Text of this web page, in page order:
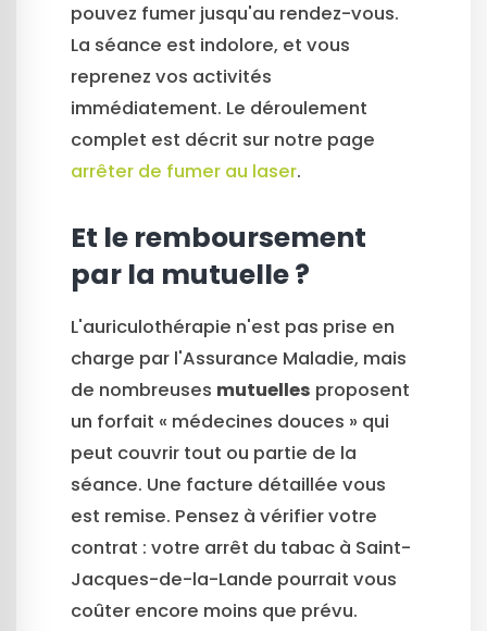
pouvez fumer jusqu'au rendez-vous.
La séance est indolore, et vous
reprenez vos activités
immédiatement. Le déroulement
complet est décrit sur notre page
arrêter de fumer au laser.
Et le remboursement
par la mutuelle ?
L'auriculothérapie n'est pas prise en
charge par l'Assurance Maladie, mais
de nombreuses mutuelles proposent
un forfait « médecines douces » qui
peut couvrir tout ou partie de la
séance. Une facture détaillée vous
est remise. Pensez à vérifier votre
contrat : votre arrêt du tabac à Saint-
Jacques-de-la-Lande pourrait vous
coûter encore moins que prévu.